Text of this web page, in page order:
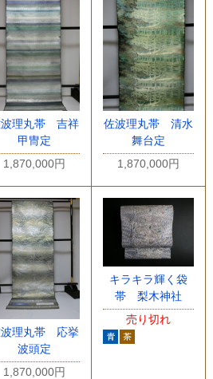
理丸帯 吉祥
甲冑定
1,870,000円
佐波理丸帯 清水
舞台定
1,870,000円
理丸帯 応挙
波頭定
1,870,000円
キラキラ輝く袋
帯 梨木神社
売り切れ